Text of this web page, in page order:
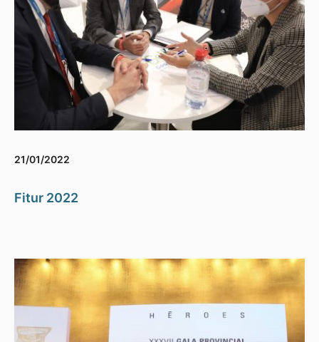
21/01/2022
Fitur 2022